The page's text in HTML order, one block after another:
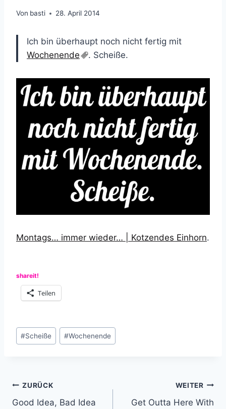
Von basti 28. April 2014
Ich bin überhaupt noch nicht fertig mit
Wochenende
. Scheiße.
Montags… immer wieder… | Kotzendes Einhorn.
shareit!
Teilen
Schlagworte:
#Scheiße #Wochenende
Beitragsnavigation
ZURÜCK
Good Idea, Bad Idea
WEITER
Get Outta Here With